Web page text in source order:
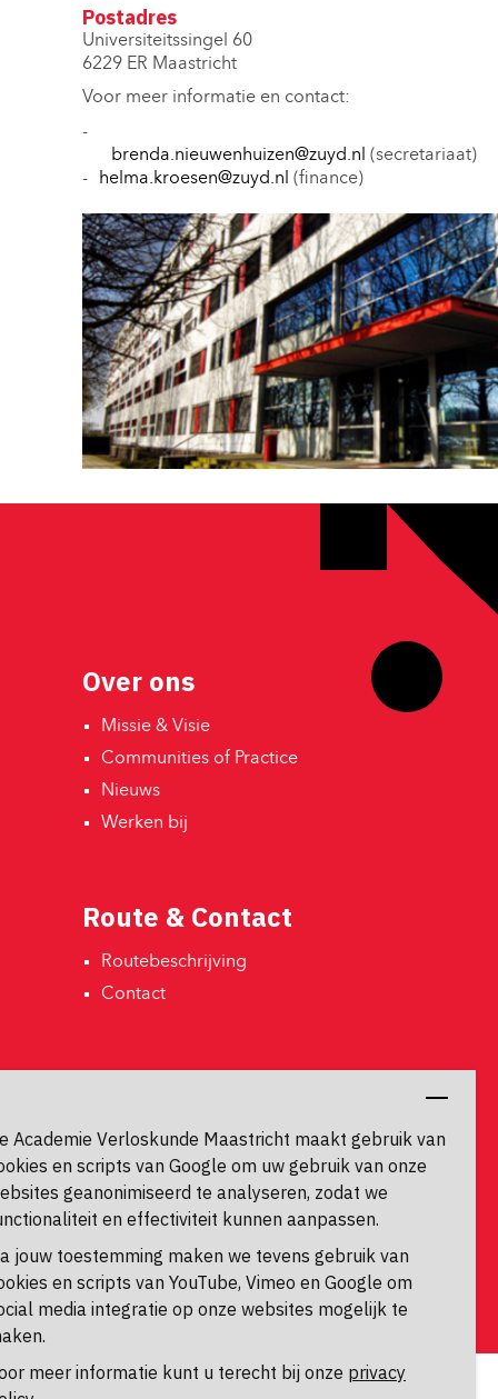
Academie Verloskunde Maastricht maakt gebruik van
en scripts van Google om uw gebruik van onze
geanonimiseerd te analyseren, zodat we
en effectiviteit kunnen aanpassen.
jouw toestemming maken we tevens gebruik van
en scripts van YouTube, Vimeo en Google om
media integratie op onze websites mogelijk te
meer informatie kunt u terecht bij onze privacy
Postadres
Universiteitssingel 60
6229 ER Maastricht
Voor meer informatie en contact:
brenda.nieuwenhuizen@zuyd.nl (secretariaat)
helma.kroesen@zuyd.nl (finance)
Over ons
Missie & Visie
Communities of Practice
Nieuws
Werken bij
Route & Contact
Routebeschrijving
Contact
Universiteitssingel 60
6229 ER, Maastricht